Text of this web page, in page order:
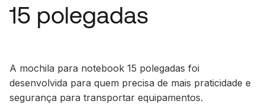
15 polegadas
A mochila para notebook 15 polegadas foi
desenvolvida para quem precisa de mais praticidade e
segurança para transportar equipamentos.